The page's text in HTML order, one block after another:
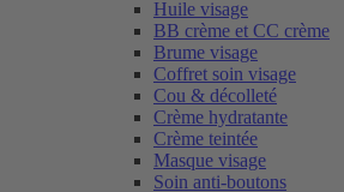
Huile visage
BB crème et CC crème
Brume visage
Coffret soin visage
Cou & décolleté
Crème hydratante
Crème teintée
Masque visage
Soin anti-boutons